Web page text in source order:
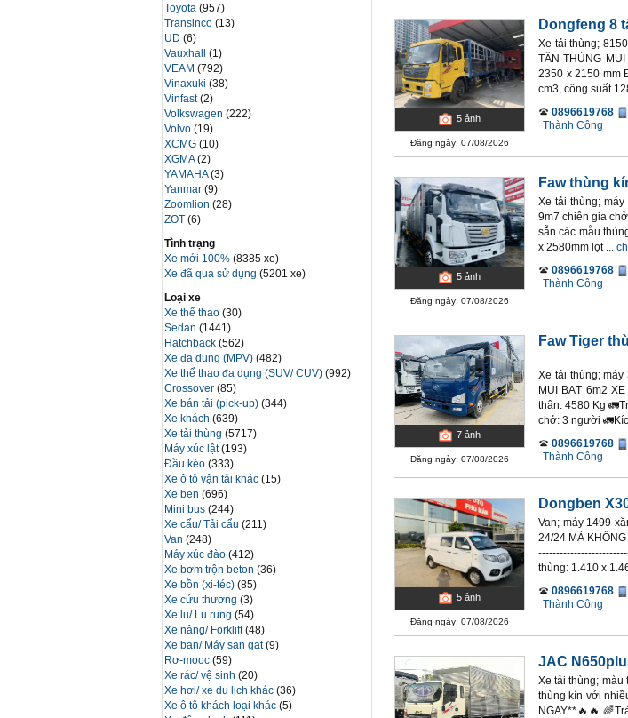
Toyota(957)
Transinco(13)
UD(6)
Vauxhall(1)
VEAM(792)
Vinaxuki(38)
Vinfast(2)
Volkswagen(222)
Volvo(19)
XCMG(10)
XGMA(2)
YAMAHA(3)
Yanmar(9)
Zoomlion(28)
ZOT(6)
Tình trạng
Xe mới 100% (8385 xe)
Xe đã qua sử dụng (5201 xe)
Loại xe
Xe thể thao(30)
Sedan(1441)
Hatchback(562)
Xe đa dụng (MPV)(482)
Xe thể thao đa dụng (SUV/ CUV)(992)
Crossover(85)
Xe bán tải (pick-up)(344)
Xe khách(639)
Xe tải thùng(5717)
Máy xúc lật(193)
Đầu kéo(333)
Xe ô tô vận tải khác(15)
Xe ben(696)
Mini bus(244)
Xe cẩu/ Tải cẩu(211)
Van(248)
Máy xúc đào(412)
Xe bơm trộn beton(36)
Xe bồn (xi-téc)(85)
Xe cứu thương(3)
Xe lu/ Lu rung(54)
Xe nâng/ Forklift(48)
Xe ban/ Máy san gạt(9)
Rơ-mooc(59)
Xe rác/ vệ sinh(20)
Xe hơi/ xe du lịch khác(36)
Xe ô tô khách loại khác(5)
5 ảnh
Đăng ngày: 07/08/2026
Dongfeng 8
Xe tải thùng;
TẤN THÙNG
2350 x 2150 mm
cm3, công suất
0896619768
Thành Công
5 ảnh
Đăng ngày: 07/08/2026
Faw thùng
Xe tải thùng;
9m7 chiên gia
sẵn các mẫu
x 2580mm lọt ...
0896619768
Thành Công
7 ảnh
Đăng ngày: 07/08/2026
Faw Tiger
Xe tải thùng; máy
MUI BẠT 6m2
thân: 4580 Kg
chở: 3 người
0896619768
Thành Công
5 ảnh
Đăng ngày: 07/08/2026
Dongben
Van; máy 1499
24/24 MÀ
thùng: 1.410 x
0896619768
Thành Công
JAC
Xe tải thùng; màu
thùng kín với
NGAY**🔥🔥